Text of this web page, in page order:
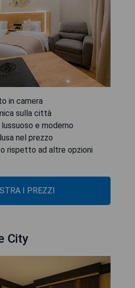
in camera
sulla città
e moderno
nel prezzo
rispetto ad altre opzioni
I PREZZI
City